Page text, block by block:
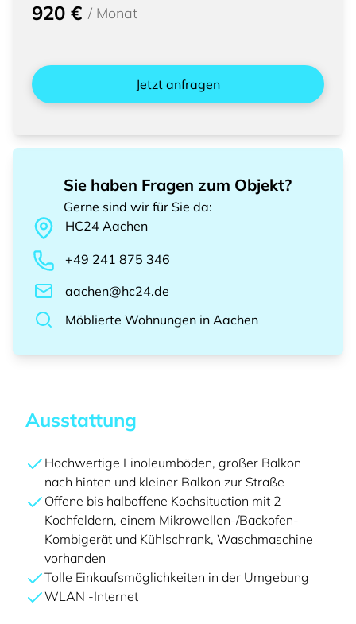
920 € / Monat
Jetzt anfragen
Sie haben Fragen zum Objekt?
Gerne sind wir für Sie da:
HC24 Aachen
+49 241 875 346
aachen@hc24.de
Möblierte Wohnungen in Aachen
Ausstattung
Hochwertige Linoleumböden, großer Balkon
nach hinten und kleiner Balkon zur Straße
Offene bis halboffene Kochsituation mit 2
Kochfeldern, einem Mikrowellen-/Backofen-
Kombigerät und Kühlschrank, Waschmaschine
vorhanden
Tolle Einkaufsmöglichkeiten in der Umgebung
WLAN -Internet